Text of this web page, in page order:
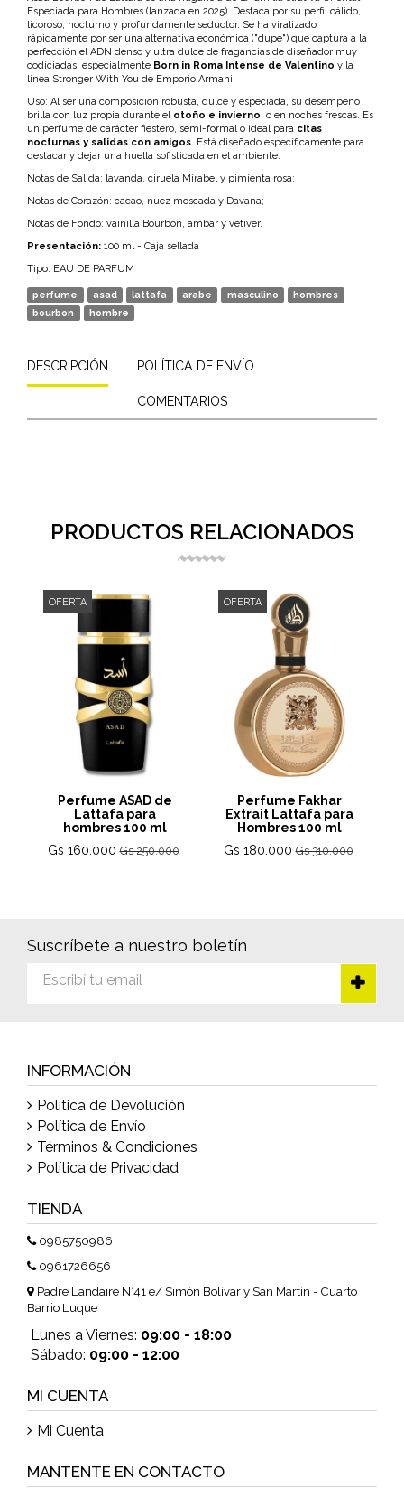
Especiada para Hombres (lanzada en 2025). Destaca por su perfil cálido,
licoroso, nocturno y profundamente seductor. Se ha viralizado
rápidamente por ser una alternativa económica ("dupe") que captura a la
perfección el ADN denso y ultra dulce de fragancias de diseñador muy
codiciadas, especialmente Born in Roma Intense de Valentino y la
línea Stronger With You de Emporio Armani.
Uso: Al ser una composición robusta, dulce y especiada, su desempeño
brilla con luz propia durante el otoño e invierno, o en noches frescas. Es
un perfume de carácter fiestero, semi-formal o ideal para citas
nocturnas y salidas con amigos. Está diseñado específicamente para
destacar y dejar una huella sofisticada en el ambiente.
Notas de Salida: lavanda, ciruela Mirabel y pimienta rosa;
Notas de Corazón: cacao, nuez moscada y Davana;
Notas de Fondo: vainilla Bourbon, ámbar y vetiver.
Presentación: 100 ml - Caja sellada
Tipo: EAU DE PARFUM
perfume asad lattafa arabe masculino
hombres
bourbon
hombre
DESCRIPCIÓN POLÍTICA DE ENVÍO
COMENTARIOS
PRODUCTOS RELACIONADOS
OFERTA
Perfume ASAD de
Lattafa para
hombres 100 ml
Gs 160.000 Gs 250.000
OFERTA
Perfume Fakhar
Extrait Lattafa para
Hombres 100 ml
Gs 180.000 Gs 310.000
Suscríbete a nuestro boletín
INFORMACIÓN
Política de Devolución
Política de Envío
Términos & Condiciones
Política de Privacidad
TIENDA
0985750986
0961726656
Padre Landaire N°41 e/ Simón Bolívar y San Martín - Cuarto
Barrio Luque
Lunes a Viernes: 09:00 - 18:00
Sábado: 09:00 - 12:00
MI CUENTA
Mi Cuenta
MANTENTE EN CONTACTO